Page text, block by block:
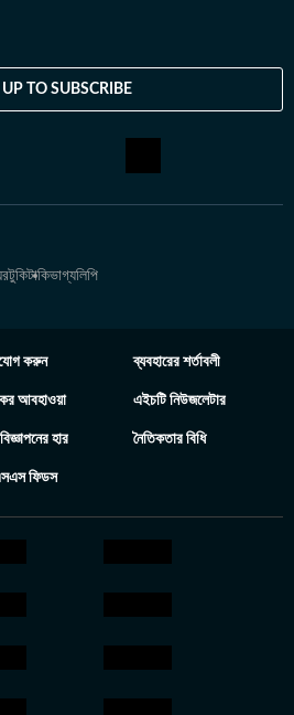
দেখে।
TO SUBSCRIBE
টুকিটাকিভাগ্যলিপি
করুন ব্যবহারের শর্তাবলী
আবহাওয়া এইচটি নিউজলেটার
হার নৈতিকতার বিধি
ফিডস